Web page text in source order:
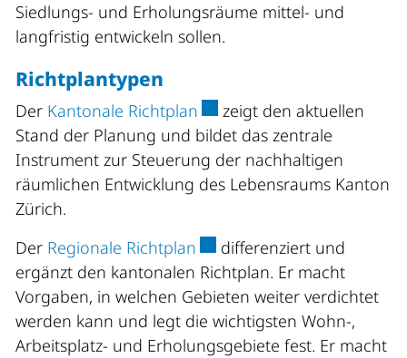
Siedlungs- und Erholungsräume mittel- und
langfristig entwickeln sollen.
Richtplantypen
Der Kantonale Richtplan Externer Link wird in
zeigt den aktuellen
Stand der Planung und bildet das zentrale
Instrument zur Steuerung der nachhaltigen
räumlichen Entwicklung des Lebensraums Kanton
Zürich.
Der Regionale Richtplan Externer Link wird in
differenziert und
ergänzt den kantonalen Richtplan. Er macht
Vorgaben, in welchen Gebieten weiter verdichtet
werden kann und legt die wichtigsten Wohn-,
Arbeitsplatz- und Erholungsgebiete fest. Er macht